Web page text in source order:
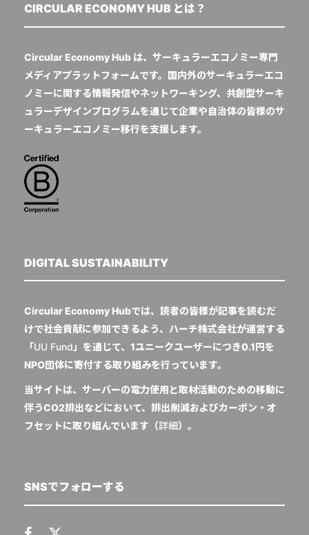
CIRCULAR ECONOMY HUB とは？
Circular Economy Hub は、サーキュラーエコノミー専門
メディアプラットフォームです。国内外のサーキュラーエコ
ノミーに関する情報発信やネットワーキング、共創型サーキ
ュラーデザインプログラムを通じて企業や自治体の皆様のサ
ーキュラーエコノミー移行を支援します。
DIGITAL SUSTAINABILITY
Circular Economy Hubでは、読者の皆様が記事を読むだ
けで社会貢献に参加できるよう、ハーチ株式会社が運営する
「UU Fund 」を通じて、1ユニークユーザーにつき0.1円を
NPO団体に寄付する取り組みを行っています。
当サイトは、サーバーの電力使用と取材活動のための移動に
伴うCO2排出などにおいて、排出削減およびカーボン・オ
フセットに取り組んでいます（詳細）。
SNSでフォローする